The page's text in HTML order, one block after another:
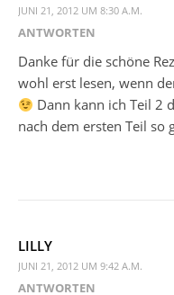
JUNI 21, 2012 UM 8:30 A.M.
ANTWORTEN
Danke für die schöne
wohl erst lesen, wenn
Dann kann ich Teil 2
nach dem ersten Teil so
LILLY
JUNI 21, 2012 UM 9:42 A.M.
ANTWORTEN